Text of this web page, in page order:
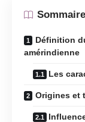
Sommaire
Définition
amérindienne
Les
Origines et